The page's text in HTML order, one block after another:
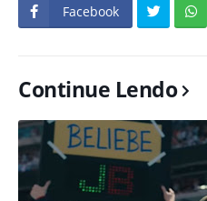
Facebook
Continue Lendo